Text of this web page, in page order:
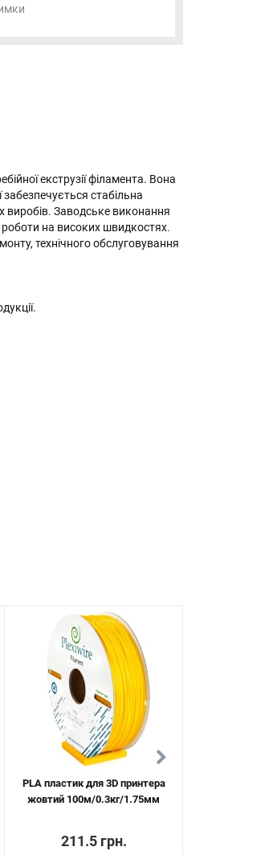
екструзії філамента. Вона
стабільна
виробів. Заводське виконання
на високих швидкостях.
технічного обслуговування
PLA пластик для 3D принтера
жовтий 100м/0.3кг/1.75мм
211.5 грн.